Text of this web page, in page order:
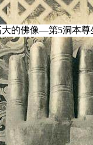
的佛像—第5洞本尊